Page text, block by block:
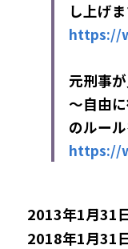
し上げま
https://
元刑事
～自由
のルー
https://
2013年1月31
2018年1月31